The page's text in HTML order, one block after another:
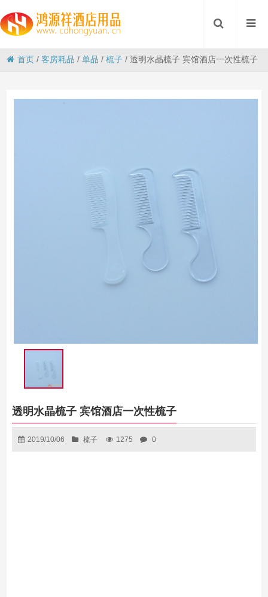
首页 /客房耗品 /单品 /梳子 /透明水晶梳子 宾馆酒店一次性梳子
透明水晶梳子 宾馆酒店一次性梳子
2019/10/06 梳子 1275 0